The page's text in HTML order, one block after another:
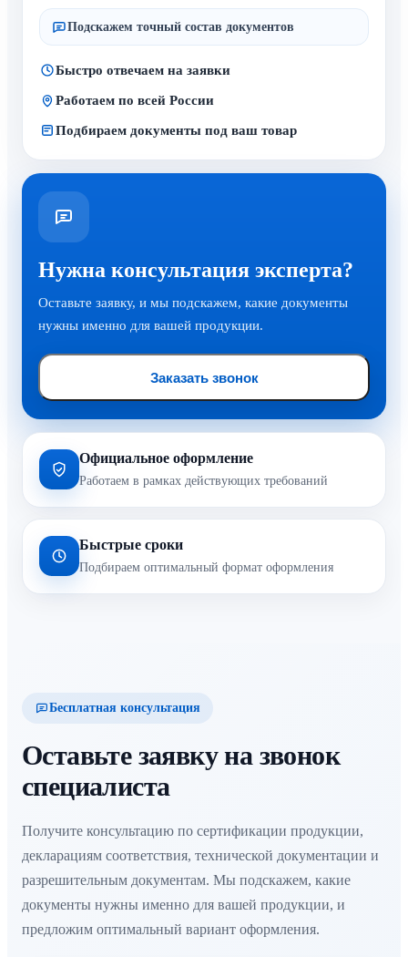
Подскажем точный состав документов
Быстро отвечаем на заявки
Работаем по всей России
Подбираем документы под ваш товар
Нужна консультация эксперта?
Оставьте заявку, и мы подскажем, какие документы
нужны именно для вашей продукции.
Заказать звонок
Официальное оформление
Работаем в рамках действующих требований
Быстрые сроки
Подбираем оптимальный формат оформления
Бесплатная консультация
Оставьте заявку на звонок
специалиста
Получите консультацию по сертификации продукции,
декларациям соответствия, технической документации и
разрешительным документам. Мы подскажем, какие
документы нужны именно для вашей продукции, и
предложим оптимальный вариант оформления.